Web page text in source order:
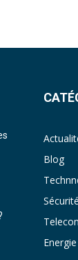
Blog
Sécurité
Energie